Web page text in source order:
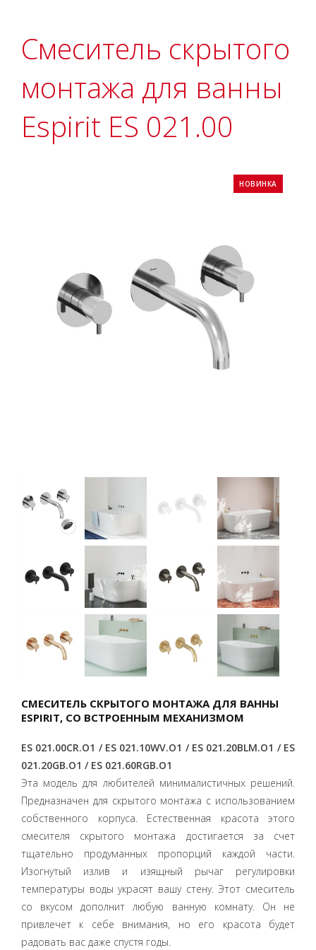
Смеситель скрытого
монтажа для ванны
Espirit ES 021.00
НОВИНКА
СМЕСИТЕЛЬ СКРЫТОГО МОНТАЖА ДЛЯ ВАННЫ
ESPIRIT, СО ВСТРОЕННЫМ МЕХАНИЗМОМ
ES 021.00CR.O1 / ES 021.10WV.O1 / ES 021.20BLM.O1 / ES
021.20GB.O1 / ES 021.60RGB.O1
Эта модель для любителей минималистичных решений.
Предназначен для скрытого монтажа с использованием
собственного корпуса. Естественная красота этого
смесителя скрытого монтажа достигается за счет
тщательно продуманных пропорций каждой части.
Изогнутый излив и изящный рычаг регулировки
температуры воды украсят вашу стену. Этот смеситель
со вкусом дополнит любую ванную комнату. Он не
привлечет к себе внимания, но его красота будет
радовать вас даже спустя годы.